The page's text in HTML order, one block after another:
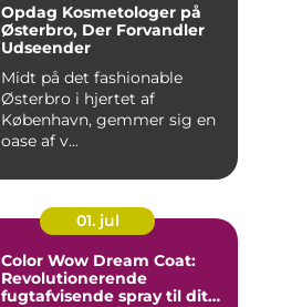
Opdag Kosmetologer på
Østerbro, Der Forvandler
Udseender
Midt på det fashionable
Østerbro i hjertet af
København, gemmer sig en
oase af v...
01. jul
Color Wow Dream Coat:
Revolutionerende
fugtafvisende spray til dit